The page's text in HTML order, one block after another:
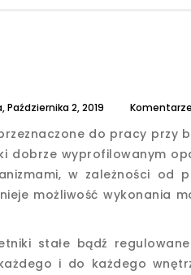
Października2,2019
do pracy przy
dobrze wyprofilowanym
w zależności od
możliwość wykonania
stałe bądź
i do każdego